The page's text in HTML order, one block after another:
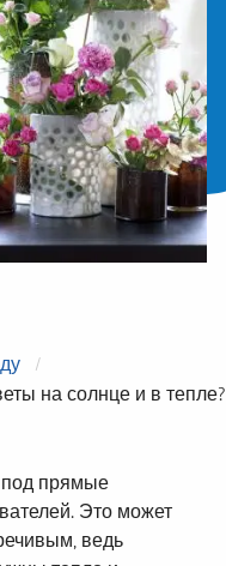
на солнце и в тепле?
под прямые
Это может
ведь